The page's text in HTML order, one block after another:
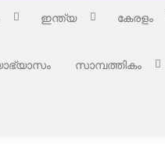
ഇന്ത്യ കേരളം
സാമ്പത്തികം